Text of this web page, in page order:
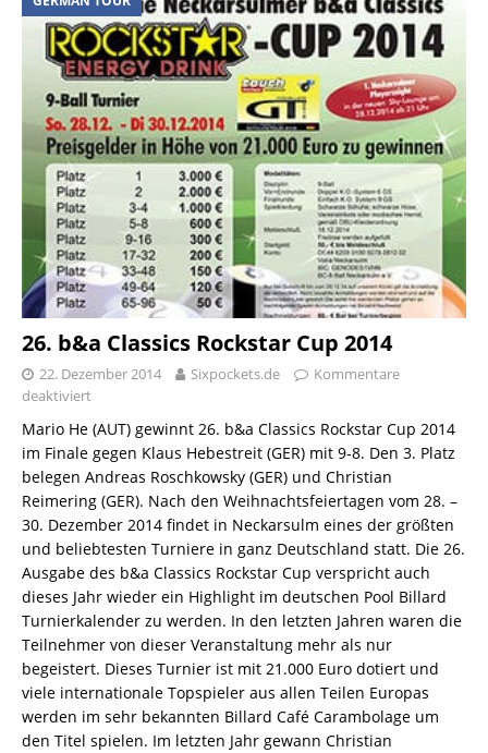
26. b&a Classics Rockstar Cup 2014
22. Dezember 2014 Sixpockets.de
Kommentare
deaktiviert
Mario He (AUT) gewinnt 26. b&a Classics Rockstar Cup 2014
im Finale gegen Klaus Hebestreit (GER) mit 9-8. Den 3. Platz
belegen Andreas Roschkowsky (GER) und Christian
Reimering (GER). Nach den Weihnachtsfeiertagen vom 28. –
30. Dezember 2014 findet in Neckarsulm eines der größten
und beliebtesten Turniere in ganz Deutschland statt. Die 26.
Ausgabe des b&a Classics Rockstar Cup verspricht auch
dieses Jahr wieder ein Highlight im deutschen Pool Billard
Turnierkalender zu werden. In den letzten Jahren waren die
Teilnehmer von dieser Veranstaltung mehr als nur
begeistert. Dieses Turnier ist mit 21.000 Euro dotiert und
viele internationale Topspieler aus allen Teilen Europas
werden im sehr bekannten Billard Café Carambolage um
den Titel spielen. Im letzten Jahr gewann Christian